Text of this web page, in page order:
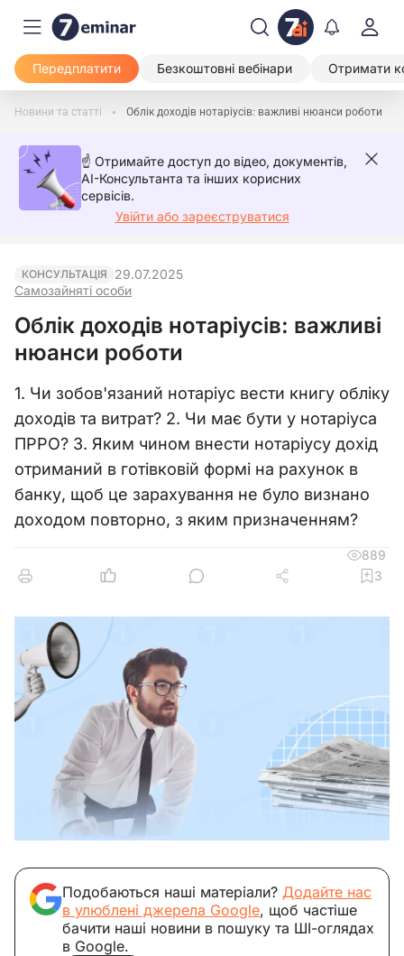
Передплатити Безкоштовні вебінари Отримати
Новини та статті Облік доходів нотаріусів: важливі нюанси роботи
☝️ Отримайте доступ до відео, документів,
AI-Консультанта та інших корисних
сервісів.
Увійти або зареєструватися
КОНСУЛЬТАЦІЯ
Самозайняті особи
29.07.2025
Облік доходів нотаріусів: важливі
нюанси роботи
1. Чи зобов'язаний нотаріус вести книгу обліку
доходів та витрат? 2. Чи має бути у нотаріуса
ПРРО? 3. Яким чином внести нотаріусу дохід
отриманий в готівковій формі на рахунок в
банку, щоб це зарахування не було визнано
доходом повторно, з яким призначенням?
889
3
Подобаються наші матеріали? Додайте нас
в улюблені джерела Google, щоб частіше
бачити наші новини в пошуку та ШІ-оглядах
в Google.